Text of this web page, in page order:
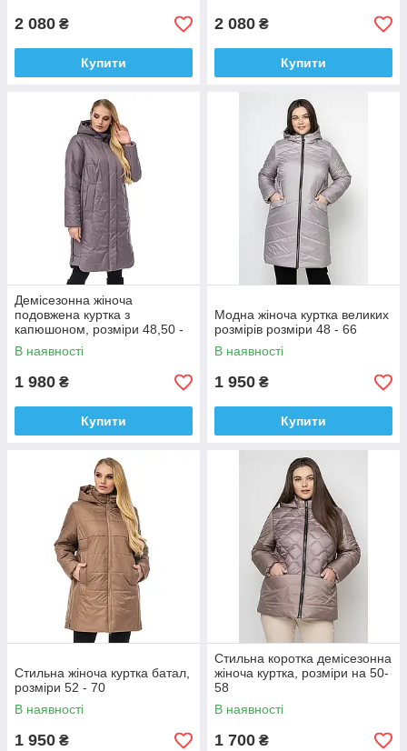
2 080 ₴
Купити
2 080 ₴
Купити
Демісезонна жіноча
подовжена куртка з
капюшоном, розміри 48,50 -
66
В наявності
1 980 ₴
Купити
Модна жіноча куртка великих
розмірів розміри 48 - 66
В наявності
1 950 ₴
Купити
Стильна жіноча куртка батал,
розміри 52 - 70
В наявності
1 950 ₴
Стильна коротка демісезонна
жіноча куртка, розміри на 50-
58
В наявності
1 700 ₴